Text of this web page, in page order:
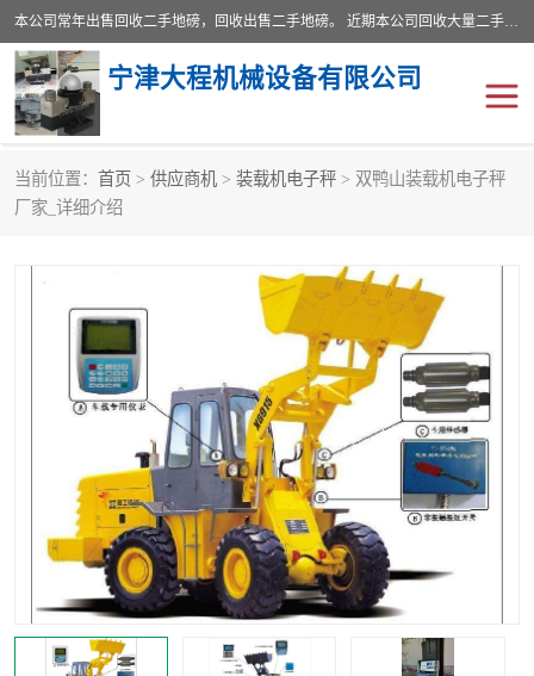
本公司常年出售回收二手地磅，回收出售二手地磅。 近期本公司回收大量二手地磅，型号齐全，宽度从2米到3.5米，长度5米到25米，承重吨位从10到200吨，成色7—9成新。 ? 使用年限6个月至2年，产品来源于个人闲置品，工矿企业停用品，因小换大而来。 精准度和新的一样， 二手地磅是内行人的选择，打个电话就省钱朋友您好等什么
宁津大程机械设备有限公司
当前位置： 首页 > 供应商机 > 装载机电子秤 > 双鸭山装载机电子秤
厂家_详细介绍
地磅
废纸打包机
烘干机
装载机电子秤 输送机
半自动输送机 全自动输送机
冷却塔 食品螺旋塔
撕碎机 木材撕碎机
塑料撕碎机 金属撕碎机